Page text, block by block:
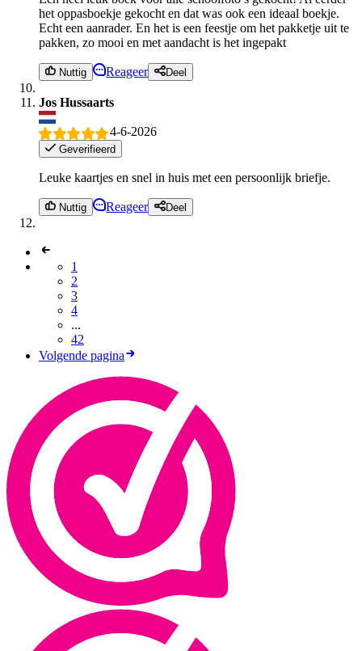
het oppasboekje gekocht en dat was ook een ideaal boekje.
Echt een aanrader. En het is een feestje om het pakketje uit te
pakken, zo mooi en met aandacht is het ingepakt
Nuttig Reageer Deel
Jos Hussaarts
4-6-2026
Geverifieerd
Leuke kaartjes en snel in huis met een persoonlijk briefje.
Nuttig Reageer Deel
1
2
3
4
...
42
Volgende pagina